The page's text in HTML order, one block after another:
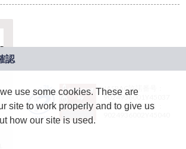
JASRAC許諾番号：
9024936001Y45037
JASRAC許諾番号：
use some cookies. These are
site to work properly and to give us
how our site is used.